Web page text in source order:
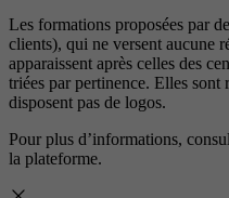
Les formations proposées par
clients), qui ne versent aucune
apparaissent après celles des
triées par pertinence. Elles sont
disposent pas de logos.
Pour plus d’informations,
la plateforme.